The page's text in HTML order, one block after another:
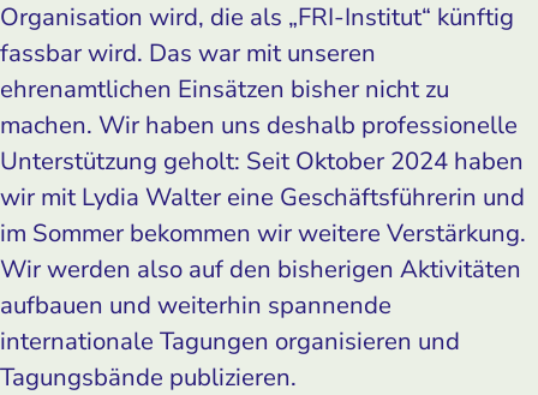
Organisation wird, die als „FRI-Institut“ künftig
fassbar wird. Das war mit unseren
ehrenamtlichen Einsätzen bisher nicht zu
machen. Wir haben uns deshalb professionelle
Unterstützung geholt: Seit Oktober 2024 haben
wir mit Lydia Walter eine Geschäftsführerin und
im Sommer bekommen wir weitere Verstärkung.
Wir werden also auf den bisherigen Aktivitäten
aufbauen und weiterhin spannende
internationale Tagungen organisieren und
Tagungsbände publizieren.